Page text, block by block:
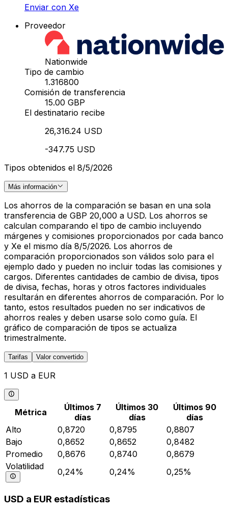
Enviar con Xe
Proveedor
Nationwide
Tipo de cambio
1.316800
Comisión de transferencia
15.00 GBP
El destinatario recibe
26,316.24 USD
-347.75 USD
Tipos obtenidos el 8/5/2026
Más información
Los ahorros de la comparación se basan en una sola
transferencia de GBP 20,000 a USD. Los ahorros se
calculan comparando el tipo de cambio incluyendo
márgenes y comisiones proporcionados por cada banco
y Xe el mismo día 8/5/2026. Los ahorros de
comparación proporcionados son válidos solo para el
ejemplo dado y pueden no incluir todas las comisiones y
cargos. Diferentes cantidades de cambio de divisa, tipos
de divisa, fechas, horas y otros factores individuales
resultarán en diferentes ahorros de comparación. Por lo
tanto, estos resultados pueden no ser indicativos de
ahorros reales y deben usarse solo como guía. El
gráfico de comparación de tipos se actualiza
trimestralmente.
Tarifas Valor convertido
1 USD a EUR
Métrica
Últimos 7
días
Últimos 30
días
Últimos 90
días
Alto
0,8720 0,8795
0,8807
Bajo
0,8652 0,8652
0,8482
Promedio
0,8676 0,8740
0,8679
Volatilidad
0,24% 0,24% 0,25%
USD a EUR estadísticas